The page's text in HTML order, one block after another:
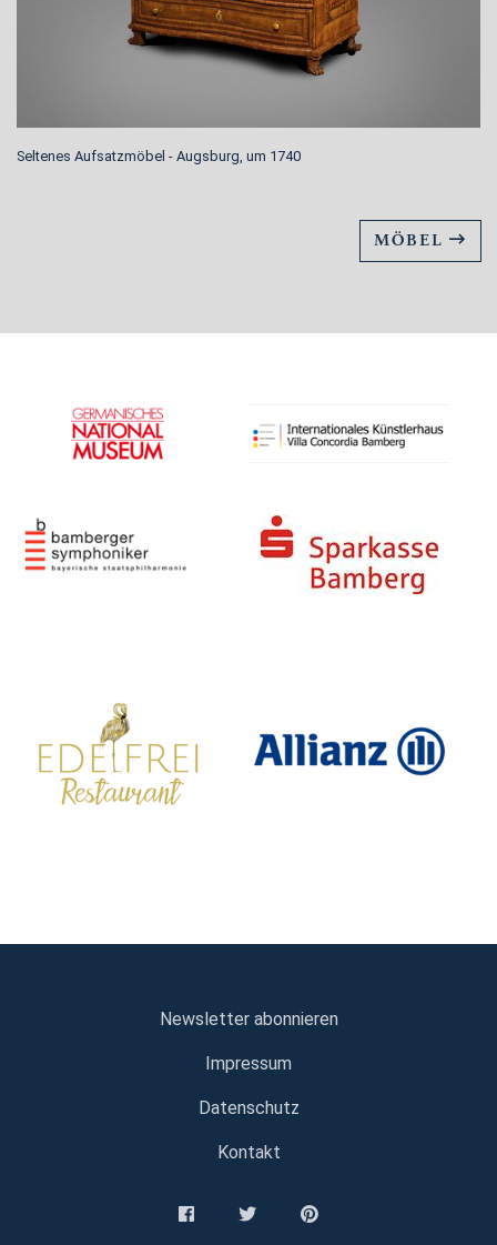
Seltenes Aufsatzmöbel - Augsburg, um 1740
MÖBEL
Newsletter abonnieren
Impressum
Datenschutz
Kontakt